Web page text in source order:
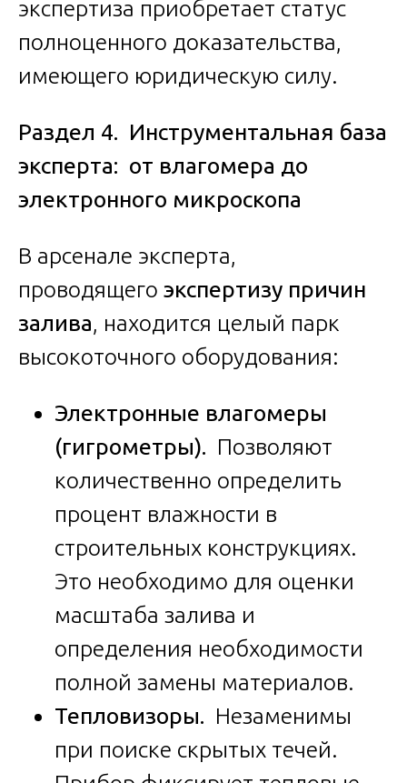
экспертиза приобретает статус
полноценного доказательства,
имеющего юридическую силу.
Раздел 4. Инструментальная база
эксперта: от влагомера до
электронного микроскопа
В арсенале эксперта,
проводящего экспертизу причин
залива, находится целый парк
высокоточного оборудования:
Электронные влагомеры
(гигрометры). Позволяют
количественно определить
процент влажности в
строительных конструкциях.
Это необходимо для оценки
масштаба залива и
определения необходимости
полной замены материалов.
Тепловизоры. Незаменимы
при поиске скрытых течей.